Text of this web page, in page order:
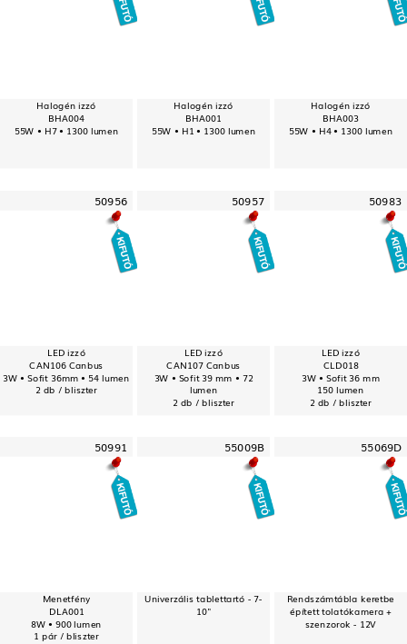
Halogén izzó
BHA004
55W • H7 • 1300 lumen
Halogén izzó
BHA001
55W • H1 • 1300 lumen
Halogén izzó
BHA003
55W • H4 • 1300 lumen
50956
LED izzó
CAN106 Canbus
3W • Sofit 36mm • 54 lumen
2 db / bliszter
50957
LED izzó
CAN107 Canbus
3W • Sofit 39 mm • 72
lumen
2 db / bliszter
50983
LED izzó
CLD018
3W • Sofit 36 mm
150 lumen
2 db / bliszter
50991
Menetfény
DLA001
8W • 900 lumen
1 pár / bliszter
55009B
Univerzális tablettartó - 7-
10"
55069D
Rendszámtábla keretbe
épített tolatókamera +
szenzorok - 12V